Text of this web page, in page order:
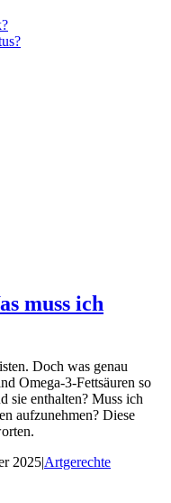
muss ich
Doch was genau
Omega-3-Fettsäuren so
sie enthalten? Muss ich
aufzunehmen? Diese
2025|Artgerechte